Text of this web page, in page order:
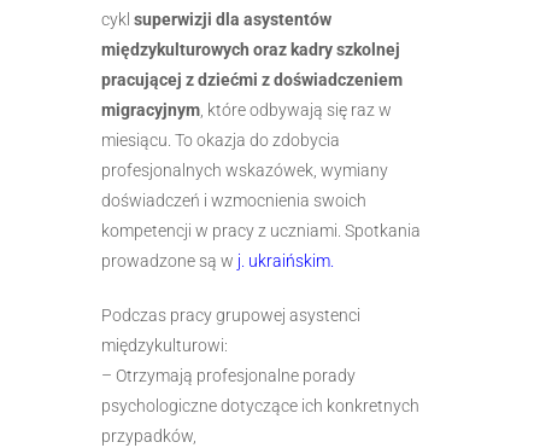
cykl superwizji dla asystentów
międzykulturowych oraz kadry szkolnej
pracującej z dziećmi z doświadczeniem
migracyjnym , które odbywają się raz w
miesiącu. To okazja do zdobycia
profesjonalnych wskazówek, wymiany
doświadczeń i wzmocnienia swoich
kompetencji w pracy z uczniami. Spotkania
prowadzone są w j. ukraińskim.
Podczas pracy grupowej asystenci
międzykulturowi:
– Otrzymają profesjonalne porady
psychologiczne dotyczące ich konkretnych
przypadków,